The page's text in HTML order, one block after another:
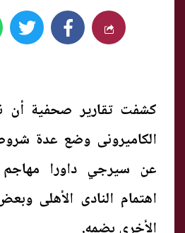
كشفت تقارير صحفية أن
الكاميرونى وضع عدة
عن سيرجي داورا
اهتمام النادى الأهلى